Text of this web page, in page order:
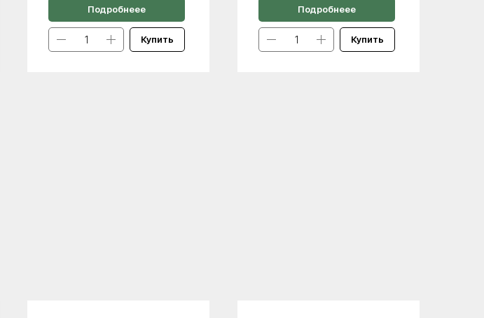
Подробнеее
Купить
Подробнеее
Купить